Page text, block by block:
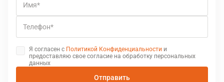
Имя
Телефон
Я согласен с Политикой Конфиденциальности и
предоставляю свое согласие на обработку персональных
данных
Отправить